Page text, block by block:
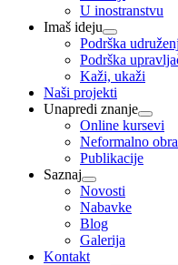
U inostranstvu
Imaš ideju
Podrška
Podrška
Kaži, ukaži
Naši projekti
Unapredi znanje
Online kursevi
Neformalno
Publikacije
Saznaj
Novosti
Nabavke
Blog
Galerija
Kontakt